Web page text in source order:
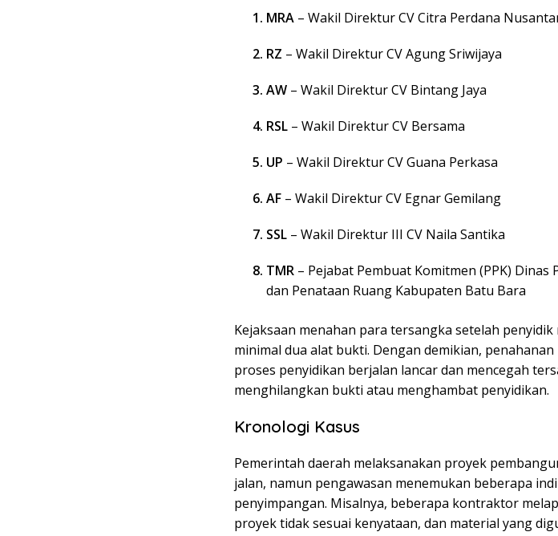
MRA – Wakil Direktur CV Citra Perdana
RZ – Wakil Direktur CV Agung Sriwijaya
AW – Wakil Direktur CV Bintang Jaya
RSL – Wakil Direktur CV Bersama
UP – Wakil Direktur CV Guana Perkasa
AF – Wakil Direktur CV Egnar Gemilang
SSL – Wakil Direktur III CV Naila Santika
TMR – Pejabat Pembuat Komitmen (PPK) Dinas
dan Penataan Ruang Kabupaten Batu Bara
Kejaksaan menahan para tersangka setelah
minimal dua alat bukti. Dengan demikian,
proses penyidikan berjalan lancar dan mencegah
menghilangkan bukti atau menghambat penyidikan.
Kronologi Kasus
Pemerintah daerah melaksanakan proyek
jalan, namun pengawasan menemukan beberapa
penyimpangan. Misalnya, beberapa kontraktor
proyek tidak sesuai kenyataan, dan material yang